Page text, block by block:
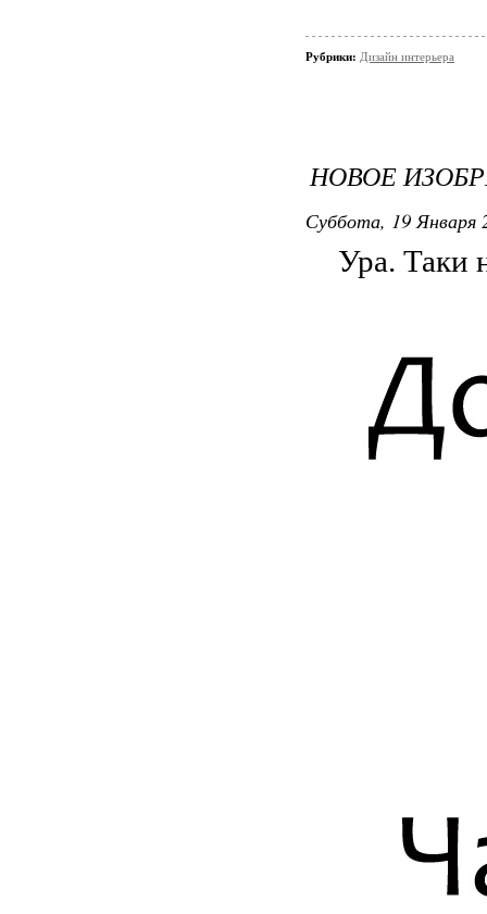
Рубрики: Дизайн интерьера
НОВОЕ
Суббота, 19 Января
Ура. Таки